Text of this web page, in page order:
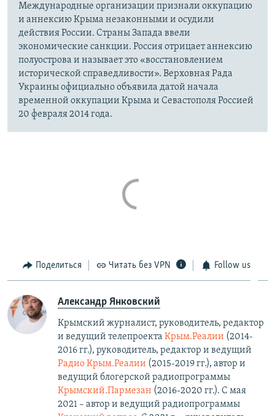
Международные организации признали оккупацию
и аннексию Крыма незаконными и осудили
действия России. Страны Запада ввели
экономические санкции. Россия отрицает аннексию
полуострова и называет это «восстановлением
исторической справедливости». Верховная Рада
Украины официально объявила датой начала
временной оккупации Крыма и Севастополя Россией
20 февраля 2014 года.
Поделиться Читать без VPN Follow us
Александр Янковский
Крымский журналист, руководитель, редактор
и ведущий телепроекта Крым.Реалии (2014-
2016 гг.), руководитель, редактор и ведущий
Радио Крым.Реалии (2015-2019 гг.), автор и
ведущий блогерской радиопрограммы
Крымский.Пармезан (2016-2020 гг.)​. С мая
2021 – автор и ведущий радиопрограммы